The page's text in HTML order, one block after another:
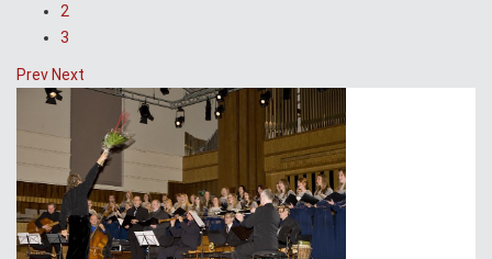
2
3
PrevNext